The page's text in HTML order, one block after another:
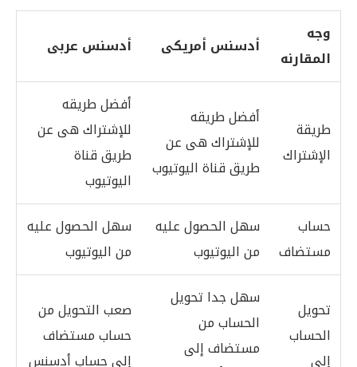
وجه
المقارنه
أدسنس أمريكى أدسنس عربى
طريقة
الإشتراك
أفضل طريقه
للإشتراك هى عن
طريق قناة اليوتيوب
أفضل طريقه
للإشتراك هى عن
طريق قناة
اليوتيوب
حساب
مستضاف
سهل الحصول عليه
من اليوتيوب
سهل الحصول عليه
من اليوتيوب
تحويل
الحساب
إلى
سهل جدا تحويل
الحساب من
مستضاف إلى
صعب التحويل من
حساب مستضاف
إلى حساب أدسنس